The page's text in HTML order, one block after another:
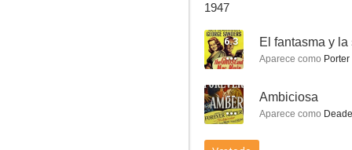
--
1947
6.3 El fantasma y
Aparece como
-- Ambiciosa
Aparece como